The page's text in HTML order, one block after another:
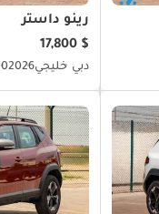
رينو داستر
$ 17,800
دبي خليجي20260 كيلومتر